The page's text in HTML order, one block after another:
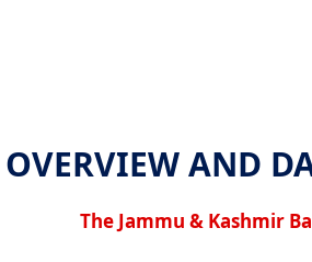
OVERVIEW AND
The Jammu & Kashmir